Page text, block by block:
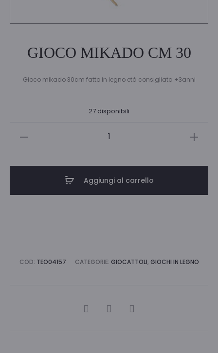
GIOCO MIKADO CM 30
Gioco mikado 30cm fatto in legno età consigliata +3anni
27 disponibili
Aggiungi al carrello
COD: TEO04157 CATEGORIE: GIOCATTOLI, GIOCHI IN LEGNO
CONDIVIDI